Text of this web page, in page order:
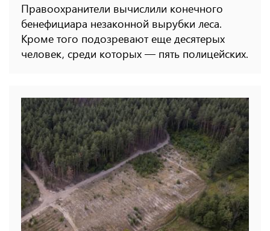
Правоохранители вычислили конечного
бенефициара незаконной вырубки леса.
Кроме того подозревают еще десятерых
человек, среди которых — пять полицейских.